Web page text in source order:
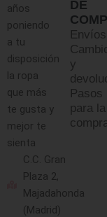
años
poniendo
a tu
disposición
la ropa
que más
te gusta y
mejor te
sienta
C.C. Gran
Plaza 2,
Majadahonda
(Madrid)
DE
Envíos
y
Pasos
para la